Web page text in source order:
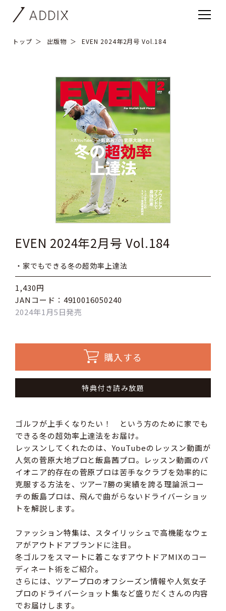
トップ 出版物 EVEN 2024年2月号 Vol.184
EVEN 2024年2月号 Vol.184
・家でもできる冬の超効率上達法
1,430円
JANコード：4910016050240
2024年1月5日発売
購入する
特典付き読み放題
ゴルフが上手くなりたい！ という方のために家でも
できる冬の超効率上達法をお届け。
レッスンしてくれたのは、YouTubeのレッスン動画が
人気の菅原大地プロと飯島茜プロ。レッスン動画のパ
イオニア的存在の菅原プロは苦手なクラブを効率的に
克服する方法を、ツアー7勝の実績を誇る理論派コー
チの飯島プロは、飛んで曲がらないドライバーショッ
トを解説します。
ファッション特集は、スタイリッシュで高機能なウェ
アがアウトドアブランドに注目。
冬ゴルフをスマートに着こなすアウトドアMIXのコー
ディネート術をご紹介。
さらには、ツアープロのオフシーズン情報や人気女子
プロのドライバーショット集など盛りだくさんの内容
でお届けします。